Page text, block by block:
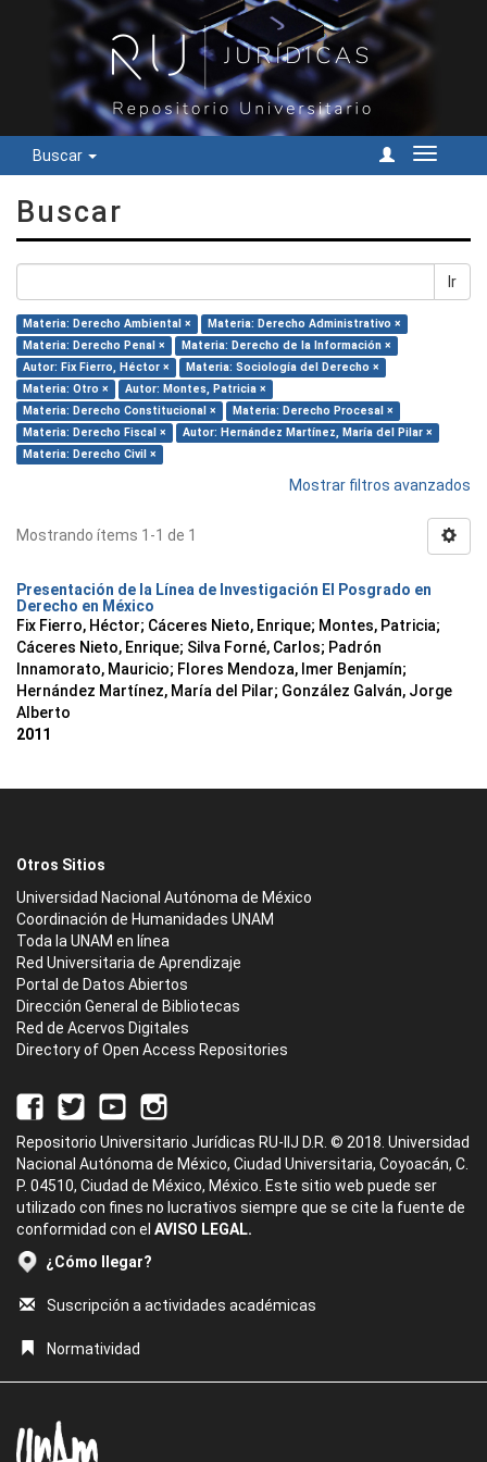
Buscar
Cambiar
Buscar
Ir
Materia: Derecho Ambiental ×
Materia: Derecho Administrativo ×
Materia: Derecho Penal ×
Materia: Derecho de la Información ×
Autor: Fix Fierro, Héctor ×
Materia: Sociología del Derecho ×
Materia: Otro ×
Autor: Montes, Patricia ×
Materia: Derecho Constitucional ×
Materia: Derecho Procesal ×
Materia: Derecho Fiscal ×
Autor: Hernández Martínez, María del Pilar ×
Materia: Derecho Civil ×
Mostrar filtros avanzados
Mostrando ítems 1-1 de 1
Presentación de la Línea de Investigación El Posgrado en
Derecho en México
Fix Fierro, Héctor; Cáceres Nieto, Enrique; Montes, Patricia;
Cáceres Nieto, Enrique; Silva Forné, Carlos; Padrón
Innamorato, Mauricio; Flores Mendoza, Imer Benjamín;
Hernández Martínez, María del Pilar; González Galván, Jorge
Alberto
2011
Otros Sitios
Universidad Nacional Autónoma de México
Coordinación de Humanidades UNAM
Toda la UNAM en línea
Red Universitaria de Aprendizaje
Portal de Datos Abiertos
Dirección General de Bibliotecas
Red de Acervos Digitales
Directory of Open Access Repositories
Repositorio Universitario Jurídicas RU-IIJ D.R. © 2018. Universidad
Nacional Autónoma de México, Ciudad Universitaria, Coyoacán, C.
P. 04510, Ciudad de México, México. Este sitio web puede ser
utilizado con fines no lucrativos siempre que se cite la fuente de
conformidad con el AVISO LEGAL.
¿Cómo llegar?
Suscripción a actividades académicas
Normatividad